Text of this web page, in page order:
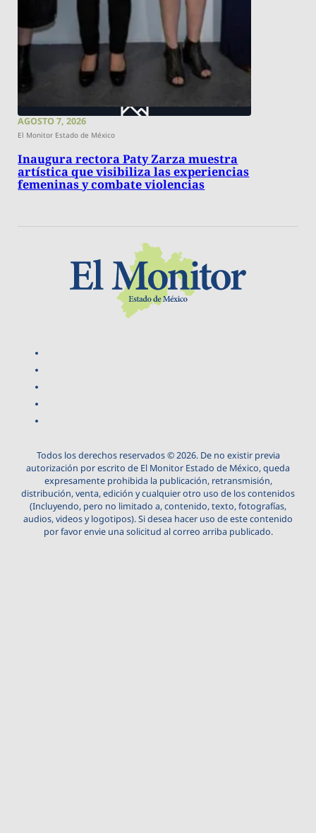
AGOSTO 7, 2026
El Monitor Estado de México
Inaugura rectora Paty Zarza muestra
artística que visibiliza las experiencias
femeninas y combate violencias
Todos los derechos reservados © 2026. De no existir previa
autorización por escrito de El Monitor Estado de México, queda
expresamente prohibida la publicación, retransmisión,
distribución, venta, edición y cualquier otro uso de los contenidos
(Incluyendo, pero no limitado a, contenido, texto, fotografías,
audios, videos y logotipos). Si desea hacer uso de este contenido
por favor envie una solicitud al correo arriba publicado.